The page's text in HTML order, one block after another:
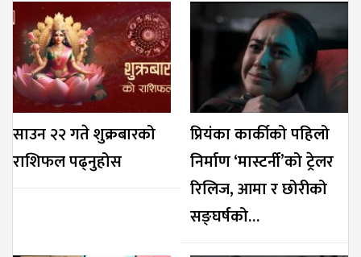
साउन २२ गते शुक्रबारको
राशिफल पढ्नुहोस
प्रियंका कार्कीको पहिलो
निर्माण ‘मास्टर्नी’को ट्रेलर
रिलिज, आमा र छोरीको
सङ्घर्षको…